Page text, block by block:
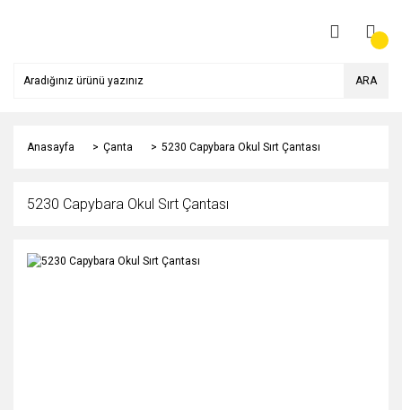
ARA
Anasayfa Çanta 5230 Capybara Okul Sırt Çantası
5230 Capybara Okul Sırt Çantası